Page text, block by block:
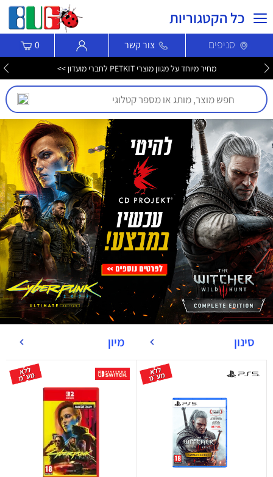
כל הקטגוריות
סניפים צור קשר 0
מחיר מיוחד על מגוון מוצרי PETKIT לחברי מועדון >>
סינון מיון